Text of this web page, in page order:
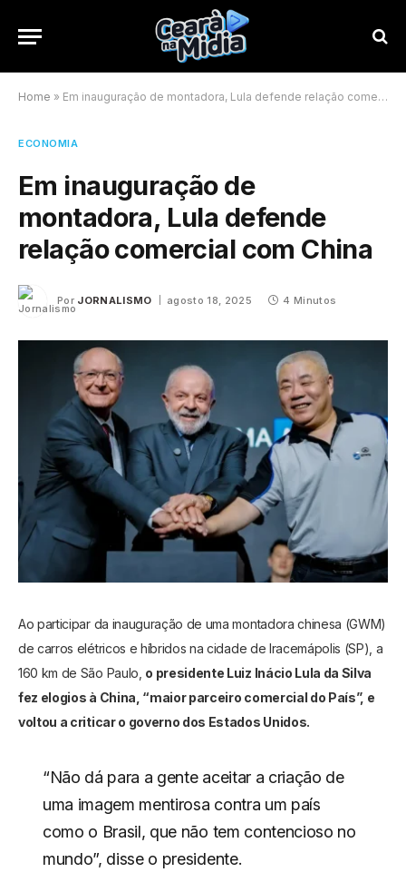
Home » Em inauguração de montadora, Lula defende relação comercial com China
ECONOMIA
Em inauguração de
montadora, Lula defende
relação comercial com China
Por JORNALISMO agosto 18, 2025 4 Minutos
Ao participar da inauguração de uma montadora chinesa (GWM)
de carros elétricos e híbridos na cidade de Iracemápolis (SP), a
160 km de São Paulo, o presidente Luiz Inácio Lula da Silva
fez elogios à China, “maior parceiro comercial do País”, e
voltou a criticar o governo dos Estados Unidos.
“Não dá para a gente aceitar a criação de
uma imagem mentirosa contra um país
como o Brasil, que não tem contencioso no
mundo”, disse o presidente.